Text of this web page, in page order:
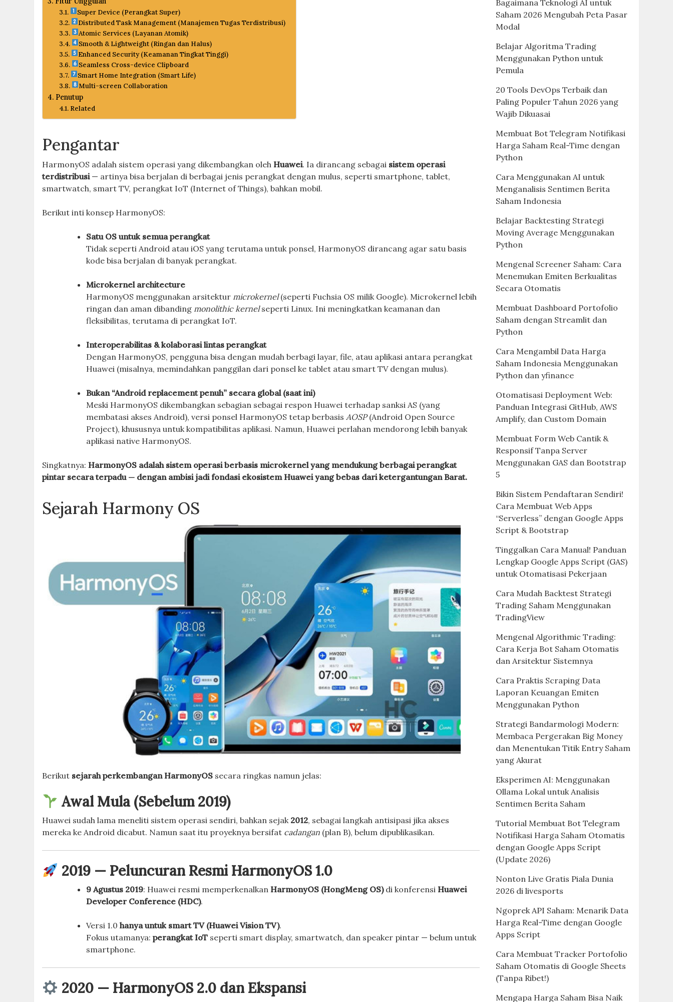
Super Device (Perangkat Super)
Distributed Task Management (Manajemen Tugas Terdistribusi)
Atomic Services (Layanan Atomik)
Smooth & Lightweight (Ringan dan Halus)
Enhanced Security (Keamanan Tingkat Tinggi)
Seamless Cross-device Clipboard
Smart Home Integration (Smart Life)
Multi-screen Collaboration
Penutup
Related
Pengantar
HarmonyOS adalah sistem operasi yang dikembangkan olehHuawei. Ia dirancang sebagai sistem operasi
terdistribusi— artinya bisa berjalan di berbagai jenis perangkat dengan mulus, seperti smartphone, tablet,
smartwatch, smart TV, perangkat IoT (Internet of Things), bahkan mobil.
Berikut inti konsep HarmonyOS:
Satu OS untuk semua perangkat
Tidak seperti Android atau iOS yang terutama untuk ponsel, HarmonyOS dirancang agar satu basis
kode bisa berjalan di banyak perangkat.
Microkernel architecture
HarmonyOS menggunakan arsitekturmicrokernel(seperti Fuchsia OS milik Google). Microkernel lebih
ringan dan aman dibandingmonolithic kernelseperti Linux. Ini meningkatkan keamanan dan
fleksibilitas, terutama di perangkat IoT.
Interoperabilitas & kolaborasi lintas perangkat
Dengan HarmonyOS, pengguna bisa dengan mudah berbagi layar, file, atau aplikasi antara perangkat
Huawei (misalnya, memindahkan panggilan dari ponsel ke tablet atau smart TV dengan mulus).
Bukan “Android replacement penuh” secara global (saat ini)
Meski HarmonyOS dikembangkan sebagian sebagai respon Huawei terhadap sanksi AS (yang
membatasi akses Android), versi ponsel HarmonyOS tetap berbasisAOSP(Android Open Source
Project), khususnya untuk kompatibilitas aplikasi. Namun, Huawei perlahan mendorong lebih banyak
aplikasi native HarmonyOS.
Singkatnya:HarmonyOS adalah sistem operasi berbasis microkernel yang mendukung berbagai perangkat
pintar secara terpadu — dengan ambisi jadi fondasi ekosistem Huawei yang bebas dari ketergantungan Barat.
Sejarah Harmony OS
Berikut sejarah perkembangan HarmonyOS secara ringkas namun jelas:
Awal Mula (Sebelum 2019)
Huawei sudah lama meneliti sistem operasi sendiri, bahkan sejak 2012, sebagai langkah antisipasi jika akses
mereka ke Android dicabut. Namun saat itu proyeknya bersifat cadangan (plan B), belum dipublikasikan.
2019 — Peluncuran Resmi HarmonyOS 1.0
9 Agustus 2019: Huawei resmi memperkenalkanHarmonyOS (HongMeng OS)di konferensiHuawei
Developer Conference (HDC).
Versi 1.0hanya untuk smart TV (Huawei Vision TV).
Fokus utamanya:perangkat IoT seperti smart display, smartwatch, dan speaker pintar — belum untuk
smartphone.
2020 — HarmonyOS 2.0 dan Ekspansi
Bagaimana Teknologi AI untuk
Saham 2026 Mengubah Peta Pasar
Modal
Belajar Algoritma Trading
Menggunakan Python untuk
Pemula
20 Tools DevOps Terbaik dan
Paling Populer Tahun 2026 yang
Wajib Dikuasai
Membuat Bot Telegram Notifikasi
Harga Saham Real-Time dengan
Python
Cara Menggunakan AI untuk
Menganalisis Sentimen Berita
Saham Indonesia
Belajar Backtesting Strategi
Moving Average Menggunakan
Python
Mengenal Screener Saham: Cara
Menemukan Emiten Berkualitas
Secara Otomatis
Membuat Dashboard Portofolio
Saham dengan Streamlit dan
Python
Cara Mengambil Data Harga
Saham Indonesia Menggunakan
Python dan yfinance
Otomatisasi Deployment Web:
Panduan Integrasi GitHub, AWS
Amplify, dan Custom Domain
Membuat Form Web Cantik &
Responsif Tanpa Server
Menggunakan GAS dan Bootstrap
5
Bikin Sistem Pendaftaran Sendiri!
Cara Membuat Web Apps
“Serverless” dengan Google Apps
Script & Bootstrap
Tinggalkan Cara Manual! Panduan
Lengkap Google Apps Script (GAS)
untuk Otomatisasi Pekerjaan
Cara Mudah Backtest Strategi
Trading Saham Menggunakan
TradingView
Mengenal Algorithmic Trading:
Cara Kerja Bot Saham Otomatis
dan Arsitektur Sistemnya
Cara Praktis Scraping Data
Laporan Keuangan Emiten
Menggunakan Python
Strategi Bandarmologi Modern:
Membaca Pergerakan Big Money
dan Menentukan Titik Entry Saham
yang Akurat
Eksperimen AI: Menggunakan
Ollama Lokal untuk Analisis
Sentimen Berita Saham
Tutorial Membuat Bot Telegram
Notifikasi Harga Saham Otomatis
dengan Google Apps Script
(Update 2026)
Nonton Live Gratis Piala Dunia
2026 di livesports
Ngoprek API Saham: Menarik Data
Harga Real-Time dengan Google
Apps Script
Cara Membuat Tracker Portofolio
Saham Otomatis di Google Sheets
(Tanpa Ribet!)
Mengapa Harga Saham Bisa Naik